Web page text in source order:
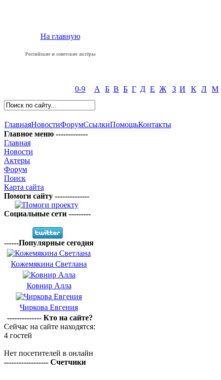
На главную
Российские и советские актёры
0-9 А Б В Б Г Д Е Ж З И К Л М
ГлавнаяНовостиФорумСсылкиПомощьКонтакты
Главное меню -------------
Главная
Новости
Актеры
Форум
Поиск
Карта сайта
Помоги сайту --------------
Социальные сети ---------
------Популярные сегодня
Кожемякина Светлана
Ковнир Алла
Чиркова Евгения
-------------- Кто на сайте?
Сейчас на сайте находятся:
4 гостей
Нет посетителей в онлайн
------------------ Счетчики